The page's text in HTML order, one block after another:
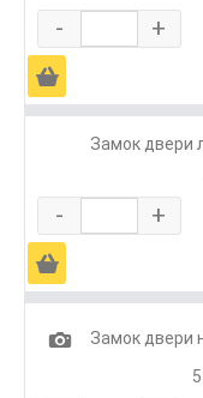
- +
Ä
Замок двери
- +
Ä
1
Замок двери